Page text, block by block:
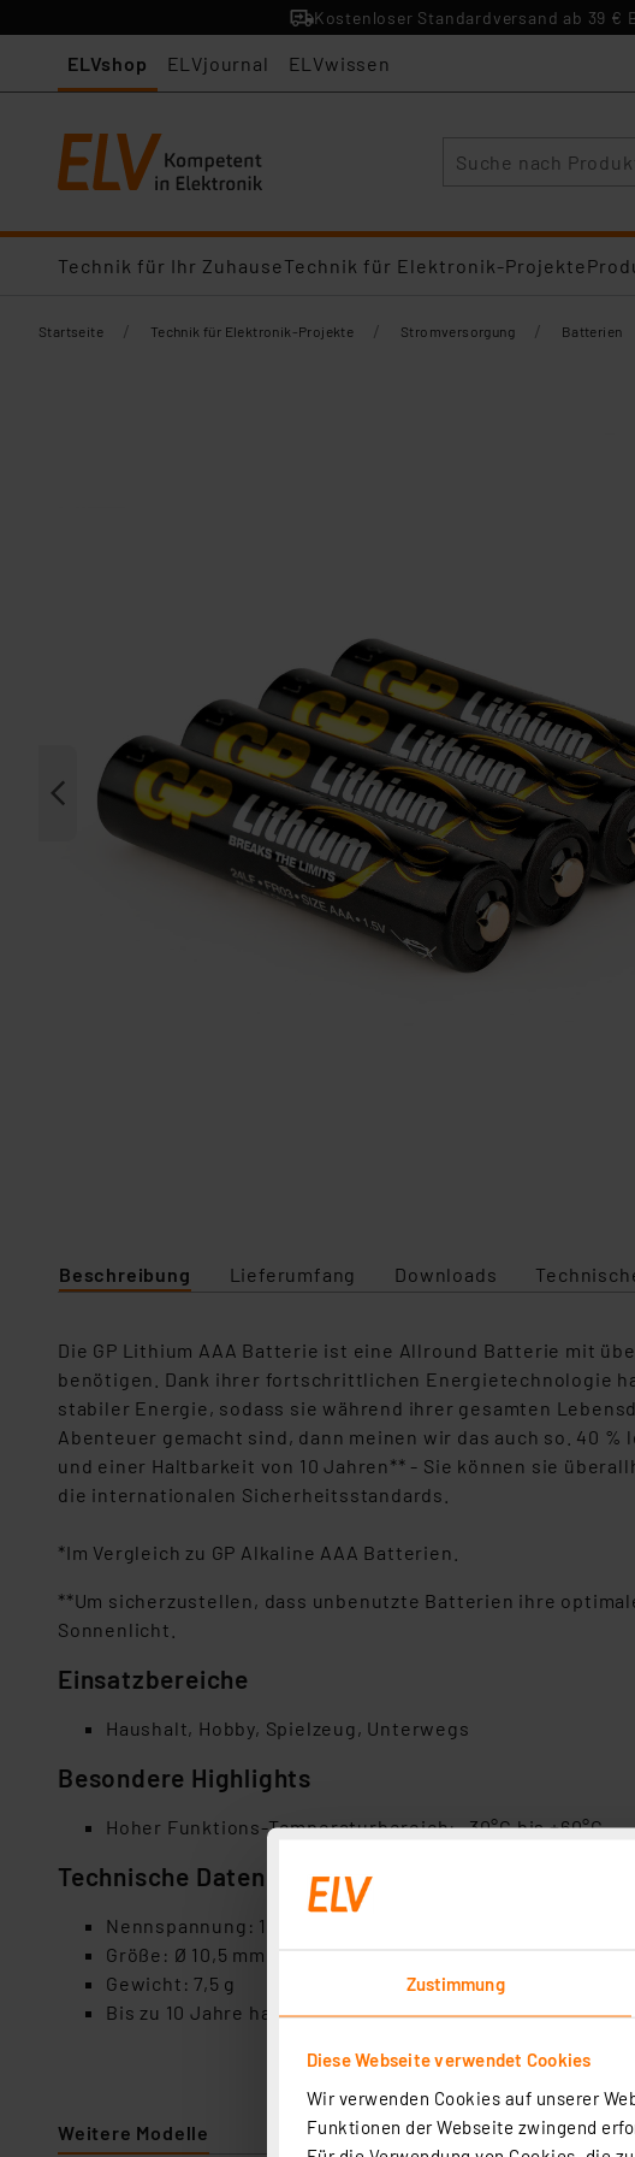
Zustimmung
Diese Webseite verwendet Cookies
Wir verwenden Cookies auf unserer
Funktionen der Webseite zwingend
Kostenloser Standardversand ab 39 €
ELVshop ELVjournal ELVwissen
Technik für Ihr ZuhauseTechnik für Elektronik-Projekte
Startseite / Technik für Elektronik-Projekte / Stromversorgung / Batterien
Beschreibung Lieferumfang Downloads
Die GP Lithium AAA Batterie ist eine Allround Batterie mit
benötigen. Dank ihrer fortschrittlichen Energietechnologie
stabiler Energie, sodass sie während ihrer gesamten
Abenteuer gemacht sind, dann meinen wir das auch so. 40
und einer Haltbarkeit von 10 Jahren** - Sie können sie
die internationalen Sicherheitsstandards.
*Im Vergleich zu GP Alkaline AAA Batterien.
**Um sicherzustellen, dass unbenutzte Batterien ihre
Sonnenlicht.
Einsatzbereiche
Haushalt, Hobby, Spielzeug, Unterwegs
Besondere Highlights
Hoher Funktions-Temperaturbereich: -30°C bis +60°C
Technische Daten
Nennspannung: 1,5 Volt
Größe: Ø 10,5 mm x 44,5 mm
Gewicht: 7,5 g
Bis zu 10 Jahre haltbar
Weitere Modelle